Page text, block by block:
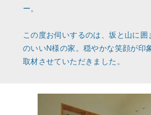
ー。
この度お伺いするのは、坂と山に囲
のいいN様の家。穏やかな笑顔が印
取材させていただきました。